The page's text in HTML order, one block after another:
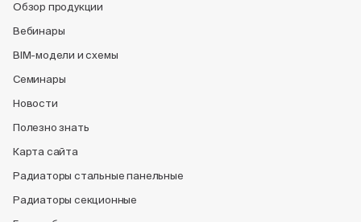
Обзор продукции
Вебинары
BIM-модели и схемы
Семинары
Новости
Полезно знать
Карта сайта
Радиаторы стальные панельные
Радиаторы секционные